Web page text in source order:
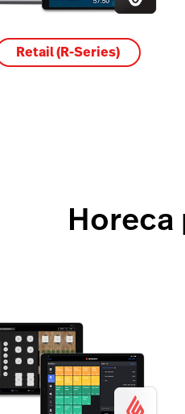
Retail (R-Series)